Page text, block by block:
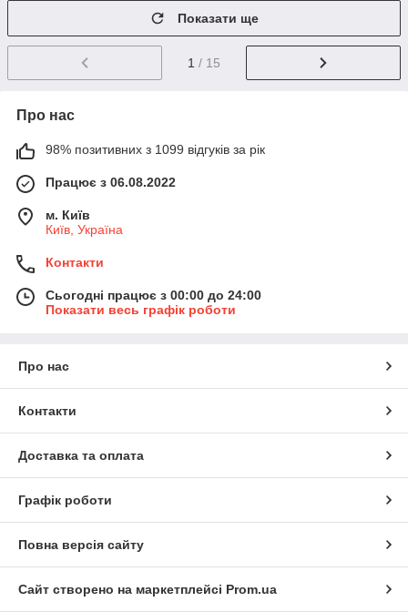
Показати ще
1 / 15
Про нас
98% позитивних з 1099 відгуків за рік
Працює з 06.08.2022
м. Київ
Київ, Україна
Контакти
Сьогодні працює з 00:00 до 24:00
Показати весь графік роботи
Про нас
Контакти
Доставка та оплата
Графік роботи
Повна версія сайту
Сайт створено на маркетплейсі Prom.ua